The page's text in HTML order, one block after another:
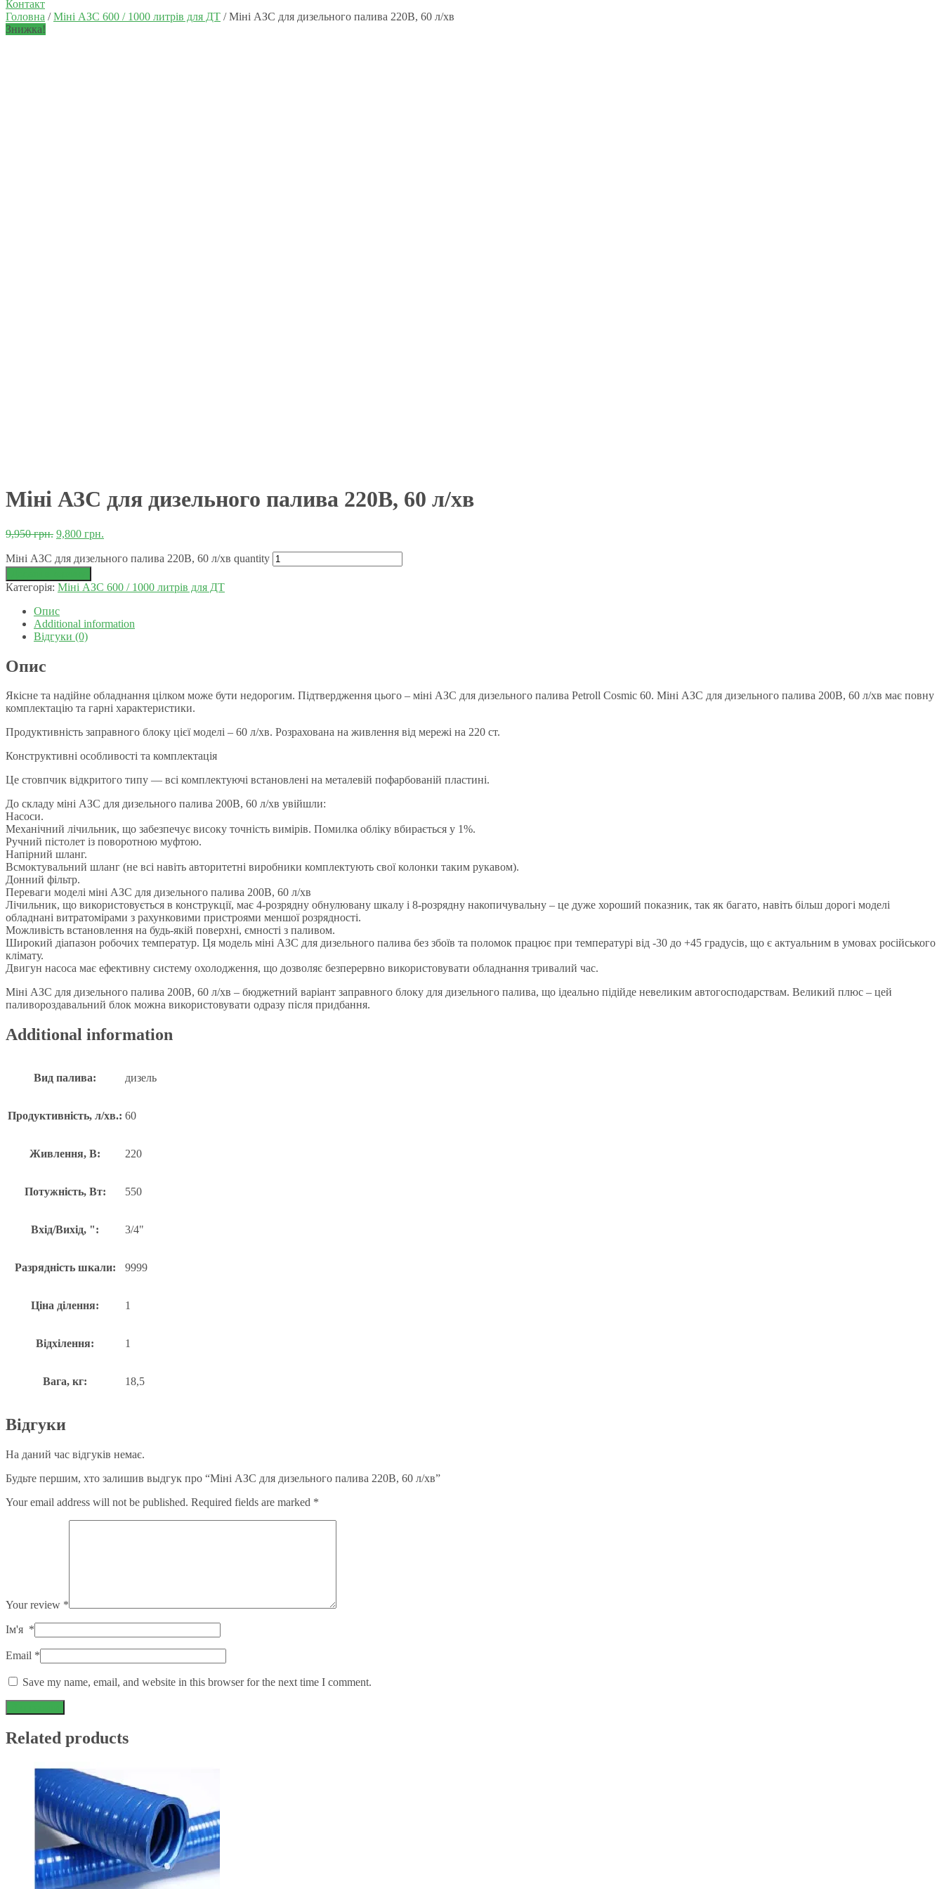
Контакт
Головна /Міні АЗС 600 / 1000 литрів для ДТ / Міні АЗС для дизельного палива 220В, 60 л/хв
Знижка!
Міні АЗС для дизельного палива 220В, 60 л/хв
9,950грн. 9,800 грн.
Міні АЗС для дизельного палива 220В, 60 л/хв quantity
Категорія: Міні АЗС 600 / 1000 литрів для ДТ
Опис
Additional information
Відгуки (0)
Опис
Якісне та надійне обладнання цілком може бути недорогим. Підтвердження цього – міні АЗС для дизельного палива Petroll Cosmic 60. Міні АЗС для дизельного палива 200В, 60 л/хв має повну
комплектацію та гарні характеристики.
Продуктивність заправного блоку цієї моделі – 60 л/хв. Розрахована на живлення від мережі на 220 ст.
Конструктивні особливості та комплектація
Це стовпчик відкритого типу — всі комплектуючі встановлені на металевій пофарбованій пластині.
До складу міні АЗС для дизельного палива 200В, 60 л/хв увійшли:
Насоси.
Механічний лічильник, що забезпечує високу точність вимірів. Помилка обліку вбирається у 1%.
Ручний пістолет із поворотною муфтою.
Напірний шланг.
Всмоктувальний шланг (не всі навіть авторитетні виробники комплектують свої колонки таким рукавом).
Донний фільтр.
Переваги моделі міні АЗС для дизельного палива 200В, 60 л/хв
Лічильник, що використовується в конструкції, має 4-розрядну обнулювану шкалу і 8-розрядну накопичувальну – це дуже хороший показник, так як багато, навіть більш дорогі моделі
обладнані витратомірами з рахунковими пристроями меншої розрядності.
Можливість встановлення на будь-якій поверхні, ємності з паливом.
Широкий діапазон робочих температур. Ця модель міні АЗС для дизельного палива без збоїв та поломок працює при температурі від -30 до +45 градусів, що є актуальним в умовах російського
клімату.
Двигун насоса має ефективну систему охолодження, що дозволяє безперервно використовувати обладнання тривалий час.
Міні АЗС для дизельного палива 200В, 60 л/хв – бюджетний варіант заправного блоку для дизельного палива, що ідеально підійде невеликим автогосподарствам. Великий плюс – цей
паливороздавальний блок можна використовувати одразу після придбання.
Additional information
Вид палива: дизель
Продуктивність, л/хв.: 60
Живлення, В: 220
Потужність, Вт: 550
Вхід/Вихід, ": 3/4"
Разрядність шкали: 9999
Ціна ділення: 1
Відхілення: 1
Вага, кг: 18,5
Відгуки
На даний час відгуків немає.
Будьте першим, хто залишив выдгук про “Міні АЗС для дизельного палива 220В, 60 л/хв”
Your email address will not be published. Required fields are marked *
Your review *
Ім'я *
Email *
Save my name, email, and website in this browser for the next time I comment.
Related products